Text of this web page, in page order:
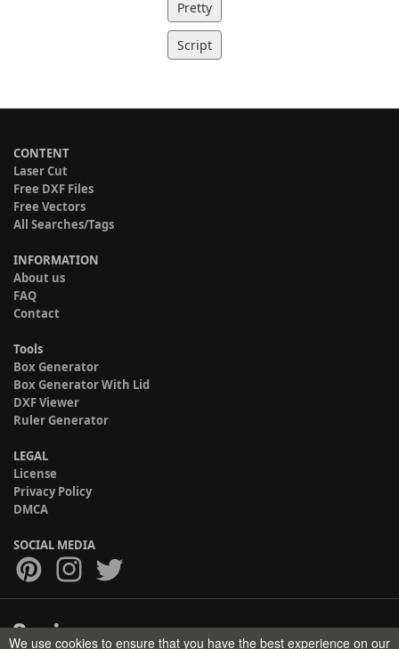
Pretty
Script
CONTENT
Laser Cut
Free DXF Files
Free Vectors
All Searches/Tags
INFORMATION
About us
FAQ
Contact
Tools
Box Generator
Box Generator With Lid
DXF Viewer
Ruler Generator
LEGAL
License
Privacy Policy
DMCA
SOCIAL MEDIA
We use cookies to ensure that you have the best experience on our